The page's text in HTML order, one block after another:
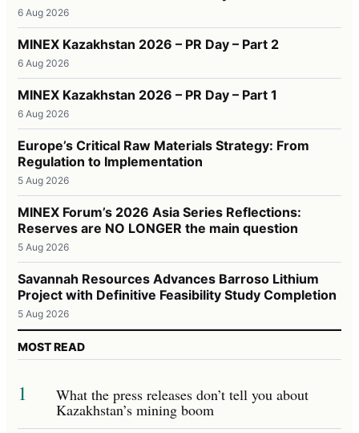
6 Aug 2026
MINEX Kazakhstan 2026 – PR Day – Part 2
6 Aug 2026
MINEX Kazakhstan 2026 – PR Day – Part 1
6 Aug 2026
Europe’s Critical Raw Materials Strategy: From
Regulation to Implementation
5 Aug 2026
MINEX Forum’s 2026 Asia Series Reflections:
Reserves are NO LONGER the main question
5 Aug 2026
Savannah Resources Advances Barroso Lithium
Project with Definitive Feasibility Study Completion
5 Aug 2026
MOST READ
1 What the press releases don’t tell you about
Kazakhstan’s mining boom